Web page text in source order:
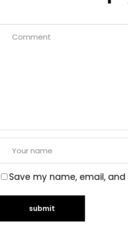
Save my name, email,